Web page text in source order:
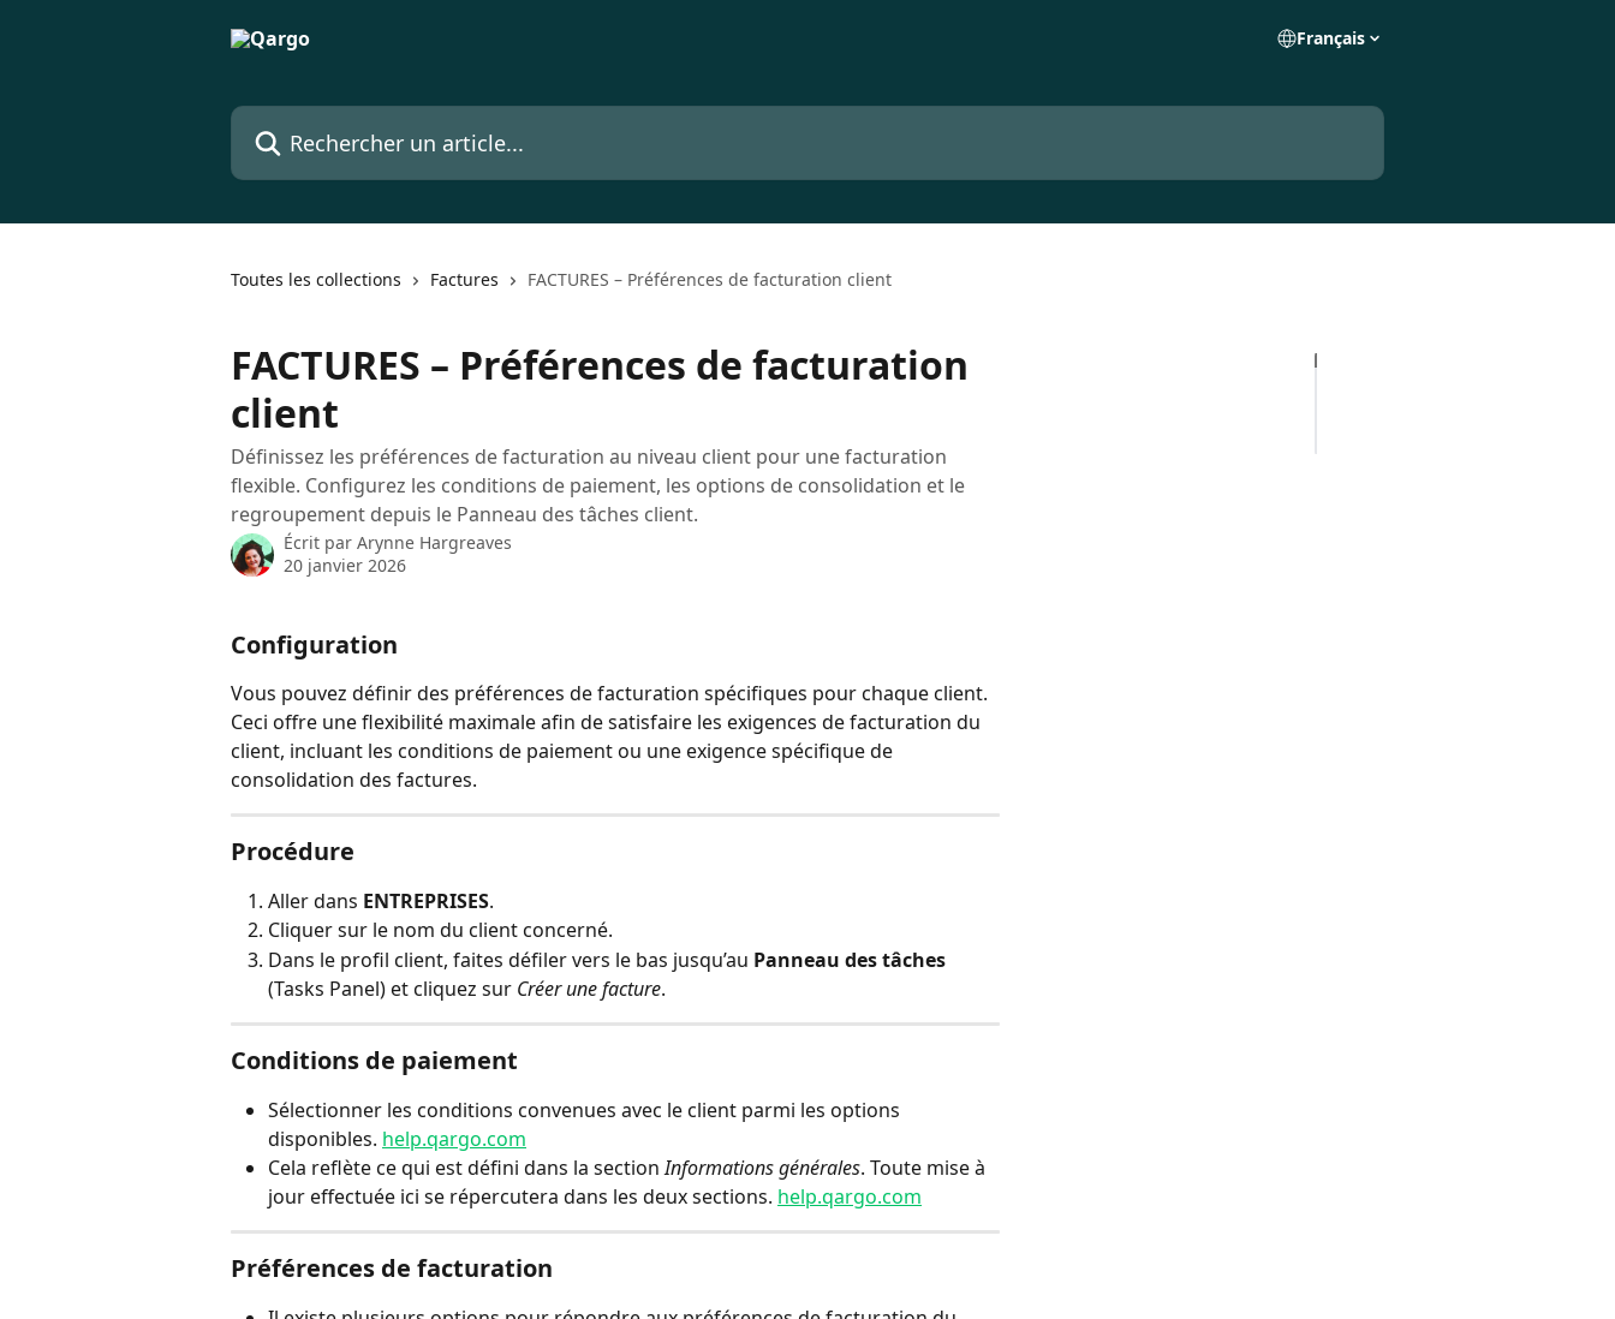
Français
Rechercher un article...
Toutes les collections Factures FACTURES – Préférences de facturation client
FACTURES – Préférences de facturation
client
Définissez les préférences de facturation au niveau client pour une facturation
flexible. Configurez les conditions de paiement, les options de consolidation et le
regroupement depuis le Panneau des tâches client.
Écrit par Arynne Hargreaves
20 janvier 2026
Configuration
Vous pouvez définir des préférences de facturation spécifiques pour chaque client.
Ceci offre une flexibilité maximale afin de satisfaire les exigences de facturation du
client, incluant les conditions de paiement ou une exigence spécifique de
consolidation des factures.
Procédure
Aller dans ENTREPRISES.
Cliquer sur le nom du client concerné.
Dans le profil client, faites défiler vers le bas jusqu’au Panneau des tâches
(Tasks Panel) et cliquez sur Créer une facture.
Conditions de paiement
Sélectionner les conditions convenues avec le client parmi les options
disponibles. help.qargo.com
Cela reflète ce qui est défini dans la section Informations générales. Toute mise à
jour effectuée ici se répercutera dans les deux sections. help.qargo.com
Préférences de facturation